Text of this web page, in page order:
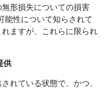
形損失についての損害
能性について知らされて
ますが、これらに限られ
供
れている状態で、かつ、